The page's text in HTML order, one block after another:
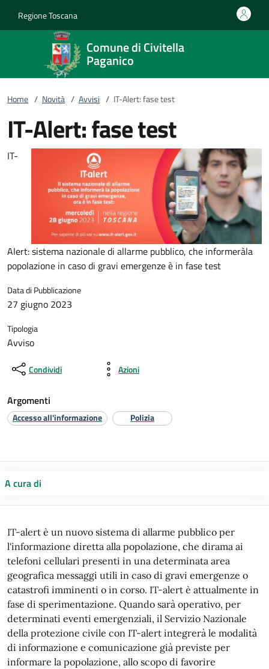
Regione Toscana
Comune di Civitella
Paganico
Home / Novità / Avvisi / IT-Alert: fase test
IT-Alert: fase test
IT-
Alert: sistema nazionale di allarme pubblico, che informeràla
popolazione in caso di gravi emergenze è in fase test
Data di Pubblicazione
27 giugno 2023
Tipologia
Avviso
Condividi Azioni
Argomenti
Accesso all'informazione Polizia
A cura di
IT-alert è un nuovo sistema di allarme pubblico per
l'informazione diretta alla popolazione, che dirama ai
telefoni cellulari presenti in una determinata area
geografica messaggi utili in caso di gravi emergenze o
catastrofi imminenti o in corso. IT-alert è attualmente in
fase di sperimentazione. Quando sarà operativo, per
determinati eventi emergenziali, il Servizio Nazionale
della protezione civile con IT-alert integrerà le modalità
di informazione e comunicazione già previste per
informare la popolazione, allo scopo di favorire